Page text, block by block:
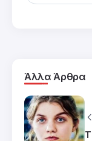
Άλλα Άρθρα